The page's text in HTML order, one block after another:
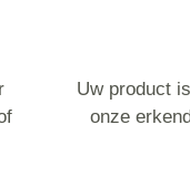
Uw product
onze